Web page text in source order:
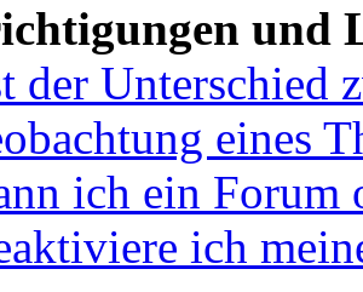
und
der Unterschied
eines
ich ein Forum
ich